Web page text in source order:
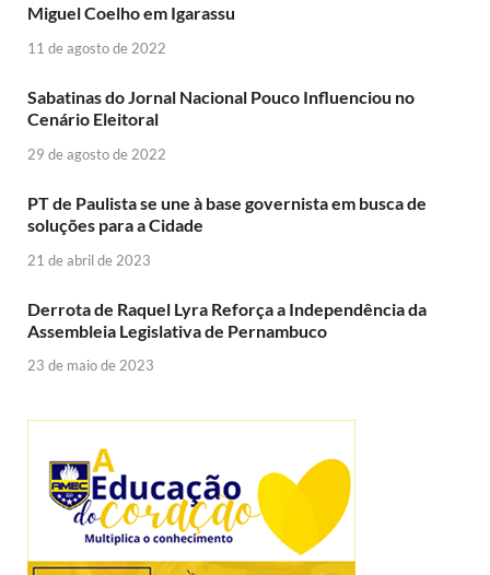
Miguel Coelho em Igarassu
11 de agosto de 2022
Sabatinas do Jornal Nacional Pouco Influenciou no
Cenário Eleitoral
29 de agosto de 2022
PT de Paulista se une à base governista em busca de
soluções para a Cidade
21 de abril de 2023
Derrota de Raquel Lyra Reforça a Independência da
Assembleia Legislativa de Pernambuco
23 de maio de 2023